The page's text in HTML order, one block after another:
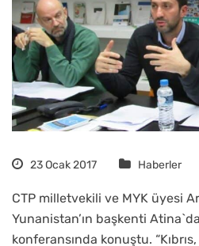
23 Ocak 2017 Haberler
CTP milletvekili ve MYK üyesi
Yunanistan’ın başkenti
konferansında konuştu.